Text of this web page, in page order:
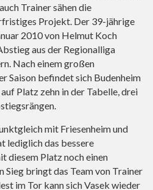
Trainer sähen die
Projekt. Der 39-jährige
2010 von Helmut Koch
aus der Regionalliga
Nach einem großen
Saison befindet sich Budenheim
Platz zehn in der Tabelle, drei
mit Friesenheim und
lediglich das bessere
diesem Platz noch einen
bringt das Team von Trainer
im Tor kann sich Vasek wieder